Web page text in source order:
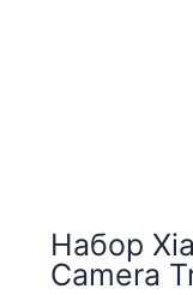
Набор
Camera